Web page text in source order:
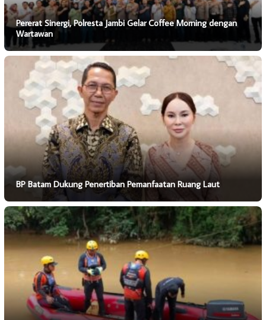
Pererat Sinergi, Polresta Jambi Gelar Coffee Morning dengan
Wartawan
BP Batam Dukung Penertiban Pemanfaatan Ruang Laut